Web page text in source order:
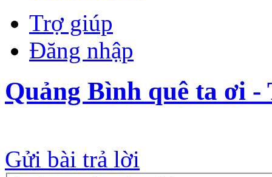
Trợ giúp
Đăng nhập
Quảng Bình quê ta ơi
Gửi bài trả lời